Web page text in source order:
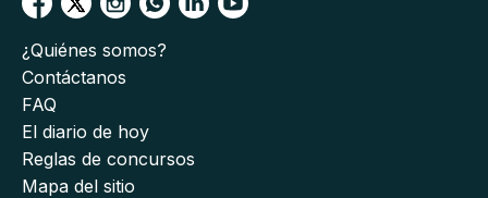
¿Quiénes somos?
Contáctanos
FAQ
El diario de hoy
Reglas de concursos
Mapa del sitio